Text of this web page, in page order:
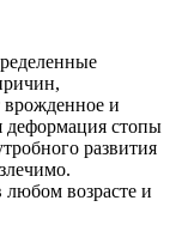
и
деформация стопы
развития
возрасте и